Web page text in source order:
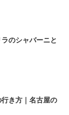
のシャバーニと
き方｜名古屋の